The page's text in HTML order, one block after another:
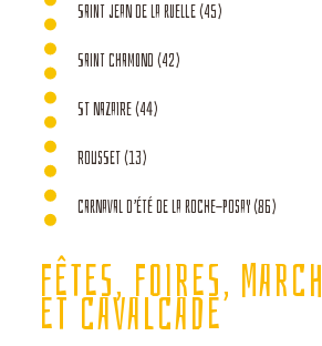
SAINT JEAN DE LA RUELLE (45)
SAINT CHAMOND (42)
ST NAZAIRE (44)
ROUSSET (13)
CARNAVAL D’ÉTÉ DE LA ROCHE-POSAY (86)
FÊTES, FOIRES,
ET CAVALCADE